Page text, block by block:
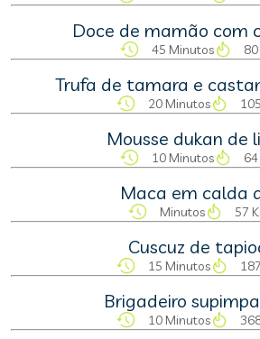
Doce de mamão com
45 Minutos
Trufa de tamara e
20 Minutos
Mousse dukan de
10 Minutos
Maca em calda
Minutos 57
Cuscuz de
15 Minutos
Brigadeiro
10 Minutos